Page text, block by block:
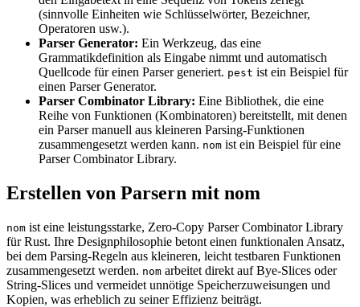
(sinnvolle Einheiten wie Schlüsselwörter, Bezeichner,
Operatoren usw.).
Parser Generator: Ein Werkzeug, das eine
Grammatikdefinition als Eingabe nimmt und automatisch
Quellcode für einen Parser generiert. pest ist ein Beispiel für
einen Parser Generator.
Parser Combinator Library: Eine Bibliothek, die eine
Reihe von Funktionen (Kombinatoren) bereitstellt, mit denen
ein Parser manuell aus kleineren Parsing-Funktionen
zusammengesetzt werden kann. nom ist ein Beispiel für eine
Parser Combinator Library.
Erstellen von Parsern mit nom
nom ist eine leistungsstarke, Zero-Copy Parser Combinator Library
für Rust. Ihre Designphilosophie betont einen funktionalen Ansatz,
bei dem Parsing-Regeln aus kleineren, leicht testbaren Funktionen
zusammengesetzt werden. nom arbeitet direkt auf Bye-Slices oder
String-Slices und vermeidet unnötige Speicherzuweisungen und
Kopien, was erheblich zu seiner Effizienz beiträgt.